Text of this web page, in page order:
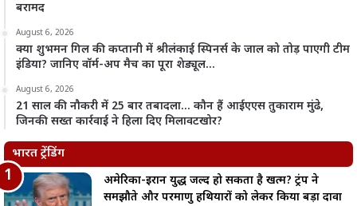
बरामद
August 6, 2026
क्या शुभमन गिल की कप्तानी में श्रीलंकाई स्पिनर्स के जाल को तोड़ पाएगी टीम
इंडिया? जानिए वॉर्म-अप मैच का पूरा शेड्यूल…
August 6, 2026
21 साल की नौकरी में 25 बार तबादला… कौन हैं आईएएस तुकाराम मुंढे,
जिनकी सख्त कार्रवाई ने हिला दिए मिलावटखोर?
भारत ट्रेंडिंग
अमेरिका-ईरान युद्ध जल्द हो सकता है खत्म? ट्रंप ने
समझौते और परमाणु हथियारों को लेकर किया बड़ा दावा